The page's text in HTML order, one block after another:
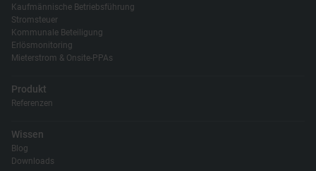
Kaufmännische Betriebsführung
Stromsteuer
Kommunale Beteiligung
Erlösmonitoring
Mieterstrom & Onsite-PPAs
Produkt
Referenzen
Wissen
Blog
Downloads